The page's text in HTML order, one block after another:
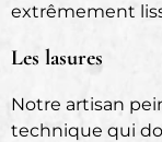
extrêmement
Les lasures
Notre artisan
technique qui